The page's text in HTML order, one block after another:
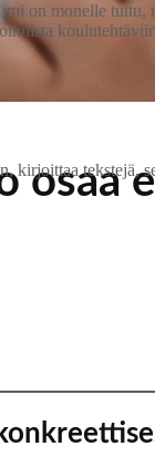
osaa
on monelle
tekstejä,